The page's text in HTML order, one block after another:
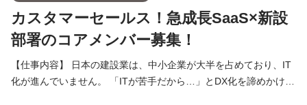
カスタマーセールス！急成長SaaS×新設
部署のコアメンバー募集！
【仕事内容】 日本の建設業は、中小企業が大半を占めており、IT
化が進んでいません。 「ITが苦手だから…」とDX化を諦めかけて